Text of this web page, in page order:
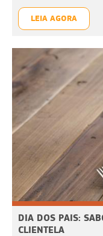
LEIA AGORA
DIA DOS PAIS:
CLIENTELA